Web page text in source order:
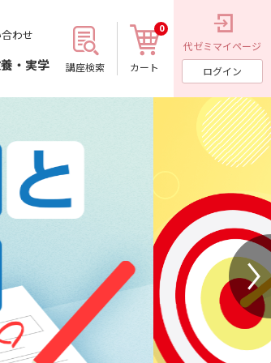
わせ
・実学 講座検索 カート
0
代ゼミマイページ
ログイン